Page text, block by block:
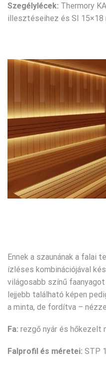
Szegélylécek: Thermory
illesztéseihez és SI 15×18
Ennek a szaunának a falai
ízléses kombinációjával
világosabb színű
lejjebb található képen
a minta, de fordítva –
Fa: rezgő nyár és hőkezelt
Falprofil és méretei: STP